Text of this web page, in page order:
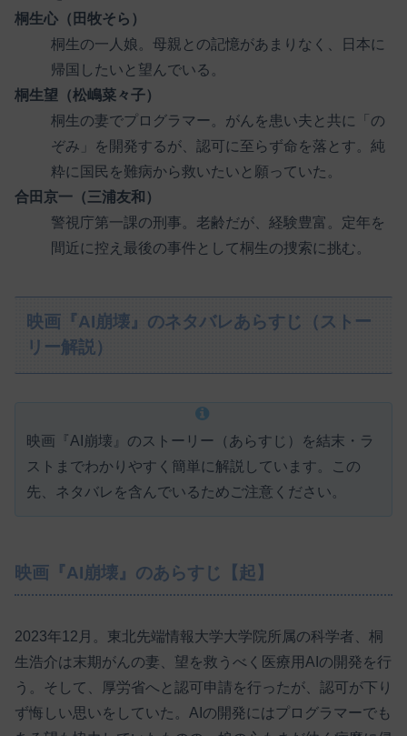
桐生心（田牧そら）
桐生の一人娘。母親との記憶があまりなく、日本に
帰国したいと望んでいる。
桐生望（松嶋菜々子）
桐生の妻でプログラマー。がんを患い夫と共に「の
ぞみ」を開発するが、認可に至らず命を落とす。純
粋に国民を難病から救いたいと願っていた。
合田京一（三浦友和）
警視庁第一課の刑事。老齢だが、経験豊富。定年を
間近に控え最後の事件として桐生の捜索に挑む。
映画『AI崩壊』のネタバレあらすじ（ストー
リー解説）
映画『AI崩壊』のストーリー（あらすじ）を結末・ラ
ストまでわかりやすく簡単に解説しています。この
先、ネタバレを含んでいるためご注意ください。
映画『AI崩壊』のあらすじ【起】
2023年12月。東北先端情報大学大学院所属の科学者、桐
生浩介は末期がんの妻、望を救うべく医療用AIの開発を行
う。そして、厚労省へと認可申請を行ったが、認可が下り
ず悔しい思いをしていた。AIの開発にはプログラマーでも